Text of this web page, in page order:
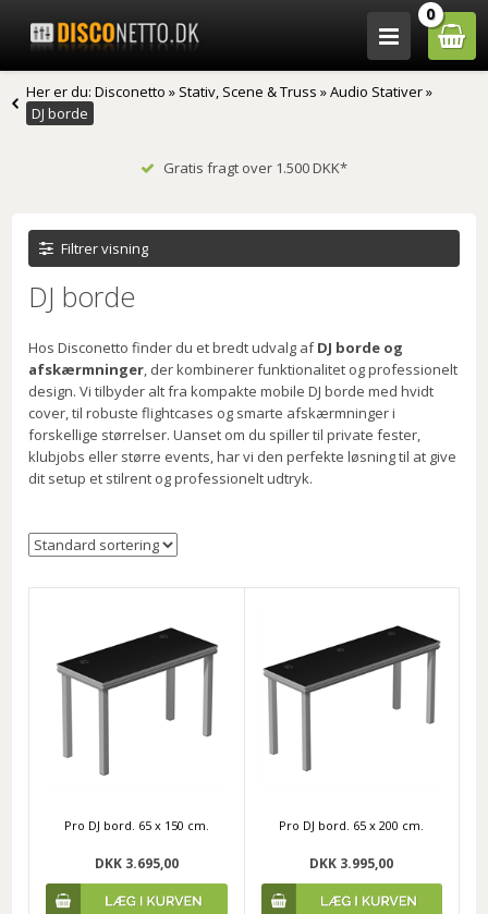
0
Her er du:Disconetto » Stativ, Scene & Truss »Audio Stativer»
DJ borde
Gratis fragt over 1.500 DKK*
Filtrer visning
DJ borde
Hos Disconetto finder du et bredt udvalg afDJ borde og
afskærmninger, der kombinerer funktionalitet og professionelt
design. Vi tilbyder alt fra kompakte mobile DJ borde med hvidt
cover, til robuste flightcases og smarte afskærmninger i
forskellige størrelser. Uanset om du spiller til private fester,
klubjobs eller større events, har vi den perfekte løsning til at give
dit setup et stilrent og professionelt udtryk.
Pro DJ bord. 65 x 150 cm.
DKK 3.695,00
Pro DJ bord. 65 x 200 cm.
DKK 3.995,00